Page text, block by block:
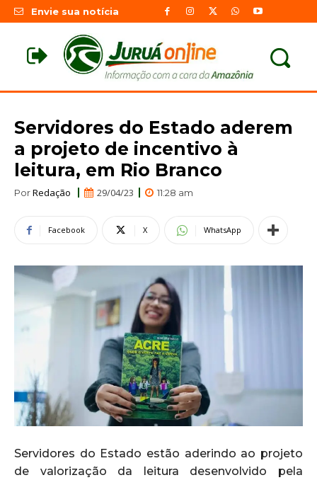
Envie sua notícia
Servidores do Estado aderem
a projeto de incentivo à
leitura, em Rio Branco
PorRedação 29/04/23 11:28 am
Facebook X WhatsApp
Servidores do Estado estão aderindo ao projeto
de valorização da leitura desenvolvido pela